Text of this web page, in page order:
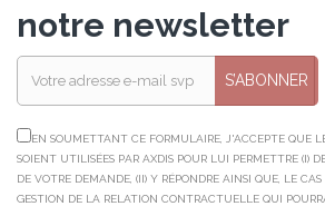
notre newsletter
S’ABONNER
EN SOUMETTANT CE FORMULAIRE, J'ACCEPTE QUE
SOIENT UTILISÉES PAR AXDIS POUR LUI PERMETTRE (I)
DE VOTRE DEMANDE, (II) Y RÉPONDRE AINSI QUE, LE
GESTION DE LA RELATION CONTRACTUELLE QUI